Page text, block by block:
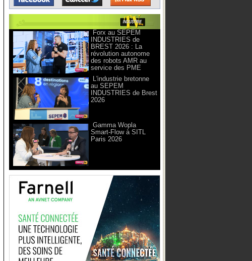
Forx au SEPEM
INDUSTRIES de
BREST 2026 : La
révolution autonome
des robots AMR au
service des PME
L'industrie bretonne
au SEPEM
INDUSTRIES de Brest
2026
Gamma Wopla
Smart-Flow à SITL
Paris 2026